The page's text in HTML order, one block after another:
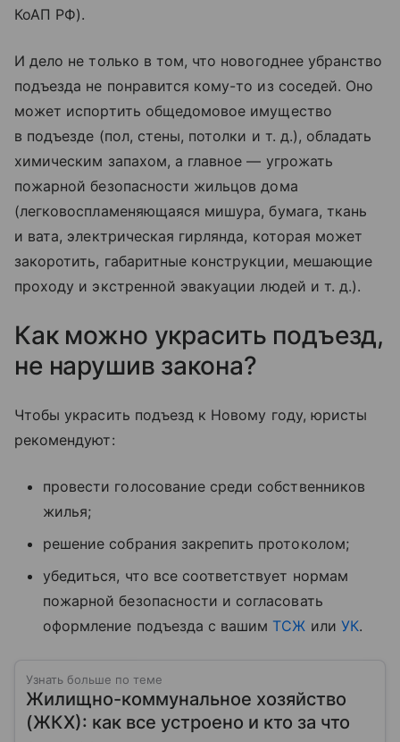
КоАП РФ).
И дело не только в том, что новогоднее убранство
подъезда не понравится кому-то из соседей. Оно
может испортить общедомовое имущество
в подъезде (пол, стены, потолки и т. д.), обладать
химическим запахом, а главное — угрожать
пожарной безопасности жильцов дома
(легковоспламеняющаяся мишура, бумага, ткань
и вата, электрическая гирлянда, которая может
закоротить, габаритные конструкции, мешающие
проходу и экстренной эвакуации людей и т. д.).
Как можно украсить подъезд,
не нарушив закона?
Чтобы украсить подъезд к Новому году, юристы
рекомендуют:
провести голосование среди собственников
жилья;
решение собрания закрепить протоколом;
убедиться, что все соответствует нормам
пожарной безопасности и согласовать
оформление подъезда с вашим ТСЖ или УК.
Узнать больше по теме
Жилищно-коммунальное хозяйство
(ЖКХ): как все устроено и кто за что